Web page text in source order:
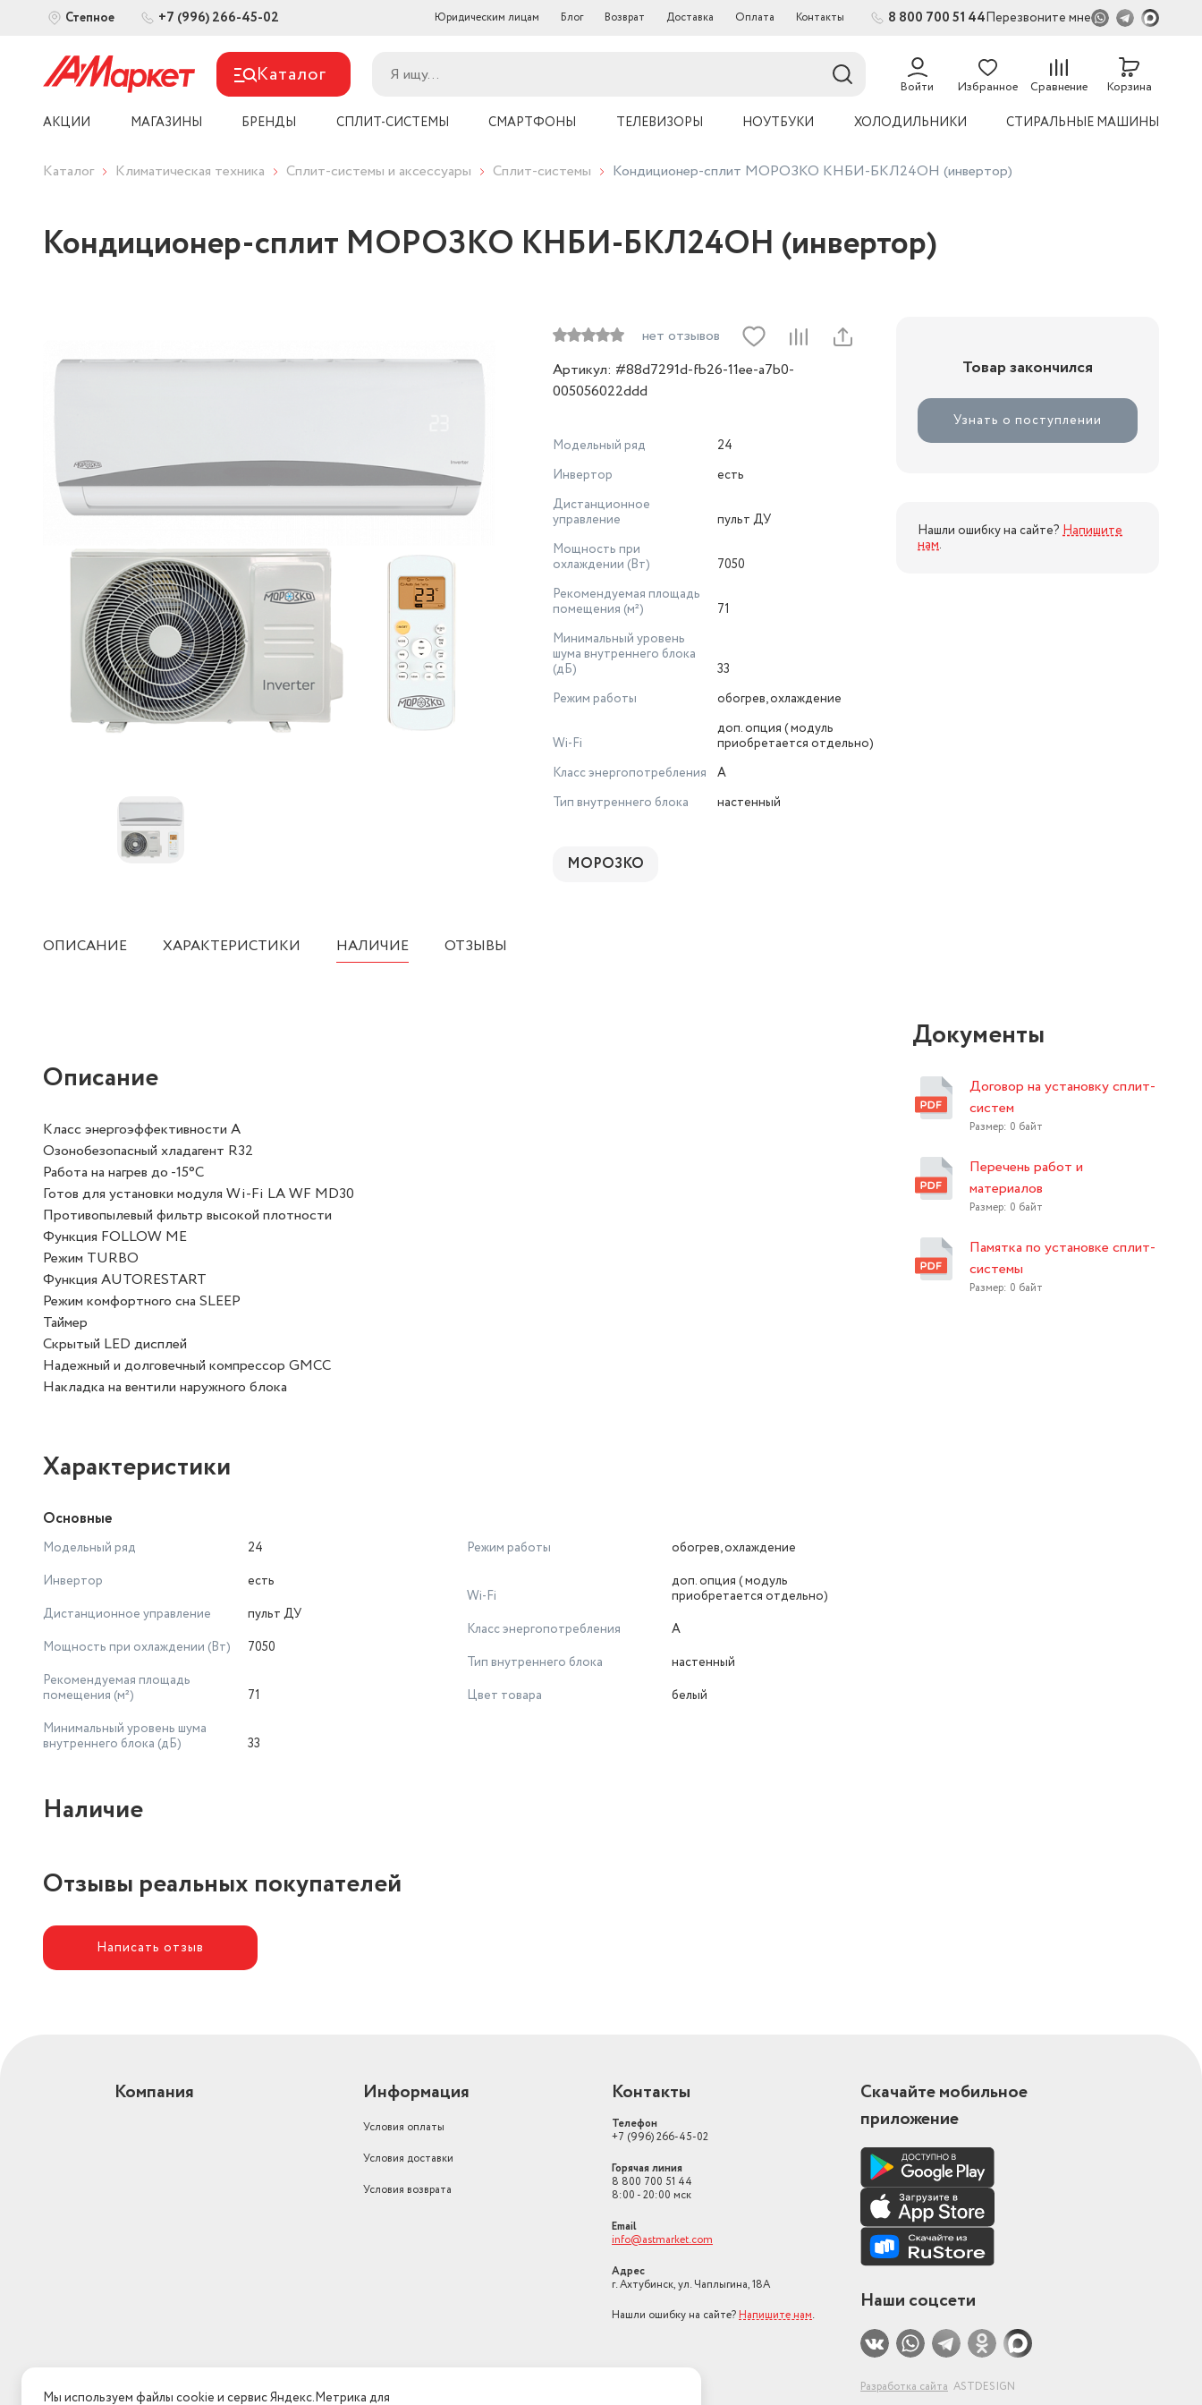
Степное +7 (996) 266-45-02 Юридическим лицам Блог Возврат Доставка Оплата Контакты 8 800 700 51 44Перезвоните мне
Каталог Войти Избранное Сравнение Корзина
АКЦИИ МАГАЗИНЫ БРЕНДЫ СПЛИТ-СИСТЕМЫ СМАРТФОНЫ ТЕЛЕВИЗОРЫ НОУТБУКИ ХОЛОДИЛЬНИКИ СТИРАЛЬНЫЕ МАШИНЫ
Каталог Климатическая техника Сплит-системы и аксессуары Сплит-системы Кондиционер-сплит МОРОЗКО КНБИ-БКЛ24ОН (инвертор)
Кондиционер-сплит МОРОЗКО КНБИ-БКЛ24ОН (инвертор)
нет отзывов
Артикул: #88d7291d-fb26-11ee-a7b0-
005056022ddd
Модельный ряд
24
Инвертор
есть
Дистанционное
управление
пульт ДУ
Мощность при
охлаждении (Вт)
7050
Рекомендуемая площадь
помещения (м²)
71
Минимальный уровень
шума внутреннего блока
(дБ)
33
Режим работы
обогрев, охлаждение
Wi-Fi
доп. опция ( модуль
приобретается отдельно)
Класс энергопотребления
A
Тип внутреннего блока
настенный
МОРОЗКО
Товар закончился
Узнать о поступлении
Нашли ошибку на сайте? Напишите
нам.
ОПИСАНИЕ ХАРАКТЕРИСТИКИ НАЛИЧИЕ ОТЗЫВЫ
Описание
Класс энергоэффективности А
Озонобезопасный хладагент R32
Работа на нагрев до -15°С
Готов для установки модуля Wi-Fi LA WF MD30
Противопылевый фильтр высокой плотности
Функция FOLLOW ME
Режим TURBO
Функция AUTORESTART
Режим комфортного сна SLEEP
Таймер
Скрытый LED дисплей
Надежный и долговечный компрессор GMCC
Накладка на вентили наружного блока
Характеристики
Основные
Модельный ряд
24
Инвертор
есть
Дистанционное управление
пульт ДУ
Мощность при охлаждении (Вт)
7050
Рекомендуемая площадь
помещения (м²)
71
Минимальный уровень шума
внутреннего блока (дБ)
33
Режим работы обогрев, охлаждение
Wi-Fi
доп. опция ( модуль
приобретается отдельно)
Класс энергопотребления
A
Тип внутреннего блока
настенный
Цвет товара
белый
Документы
Договор на установку сплит-
систем
Размер: 0 байт
Перечень работ и
материалов
Размер: 0 байт
Памятка по установке сплит-
системы
Размер: 0 байт
Наличие
Отзывы реальных покупателей
Написать отзыв
Компания Информация
Условия оплаты
Условия доставки
Условия возврата
Контакты
Телефон
+7 (996) 266-45-02
Горячая линия
8 800 700 51 44
8:00 - 20:00 мск
Email
info@astmarket.com
Адрес
г. Ахтубинск, ул. Чаплыгина, 18А
Нашли ошибку на сайте? Напишите нам.
Скачайте мобильное
приложение
Наши соцсети
Разработка сайта ASTDESIGN
Мы используем файлы cookie и сервис Яндекс.Метрика для